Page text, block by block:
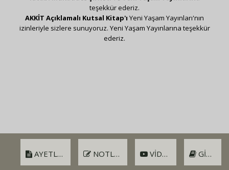
AYETLER NOTLAR VIDEO GIRIŞ
teşekkür ederiz.
AKKİT Açıklamalı Kutsal Kitap'ı Yeni Yaşam Yayınları'nın
izinleriyle sizlere sunuyoruz. Yeni Yaşam Yayınlarına teşekkür
ederiz.